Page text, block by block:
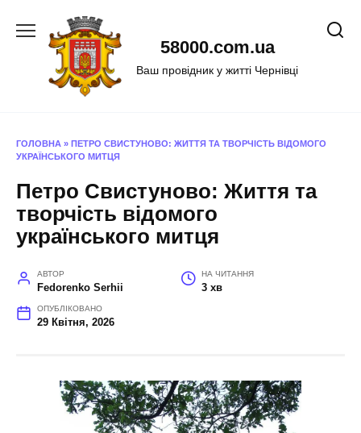
58000.com.ua
Ваш провідник у житті Чернівці
ГОЛОВНА » ПЕТРО СВИСТУНОВО: ЖИТТЯ ТА ТВОРЧІСТЬ ВІДОМОГО
УКРАЇНСЬКОГО МИТЦЯ
Петро Свистуново: Життя та
творчість відомого
українського митця
АВТОР
Fedorenko Serhii
НА ЧИТАННЯ
3 хв
ОПУБЛІКОВАНО
29 Квітня, 2026